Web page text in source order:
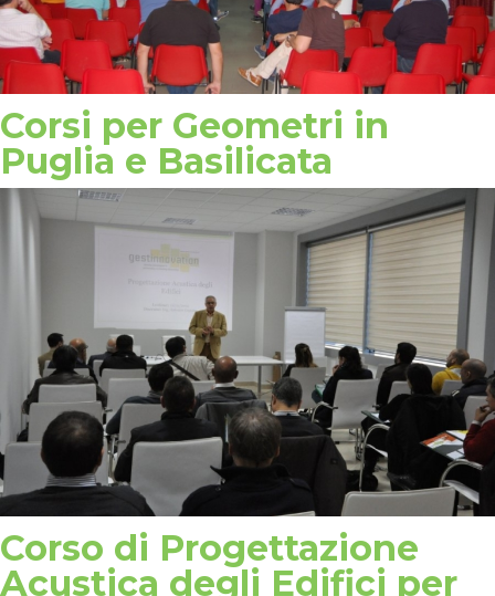
Corsi per Geometri in
Puglia e Basilicata
Corso di Progettazione
Acustica degli Edifici per